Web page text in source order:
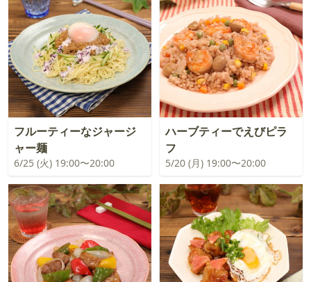
フルーティーなジャージ
ャー麺
6/25 (火) 19:00〜20:00
ハーブティーでえびピラ
フ
5/20 (月) 19:00〜20:00